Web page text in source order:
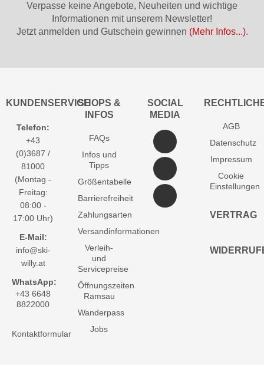
Verpasse keine Angebote, Neuheiten und wichtige
Informationen mit unserem Newsletter!
Jetzt anmelden und Gutschein gewinnen (Mehr Infos...).
KUNDENSERVICE
Telefon:
+43
(0)3687 /
81000
(Montag -
Freitag:
08:00 -
17:00 Uhr)
E-Mail:
info@ski-
willy.at
WhatsApp:
+43 6648
8822000
Kontaktformular
SHOPS &
INFOS
FAQs
Infos und
Tipps
Größentabelle
Barrierefreiheit
Zahlungsarten
Versandinformationen
Verleih-
und
Servicepreise
Öffnungszeiten
Ramsau
Wanderpass
Jobs
SOCIAL
MEDIA
AGB
Datenschutz
Impressum
Cookie
Einstellungen
VERTRAG